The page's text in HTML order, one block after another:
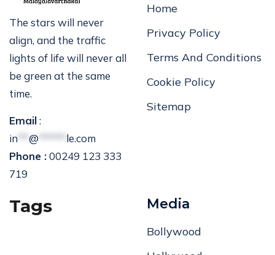
The stars will never
align, and the traffic
lights of life will never all
be green at the same
time.
Email:
in ** @ ***** le.com
Phone :00249 123 333
719
Home
Privacy Policy
Terms And Conditions
Cookie Policy
Sitemap
Tags Media
Bollywood